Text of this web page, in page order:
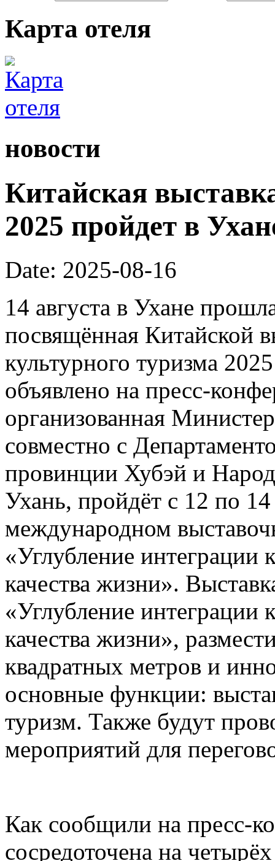
Карта отеля
новости
Китайская
2025 пройдет в
Date: 2025-08-16
14 августа в Ухане
посвящённая Китайской
культурного туризма
объявлено на пресс-
организованная
совместно с
провинции Хубэй и
Ухань, пройдёт с 12 по
международном
«Углубление интеграции
качества жизни».
«Углубление интеграции
качества жизни»,
квадратных метров и
основные функции:
туризм. Также будут
мероприятий для
Как сообщили на пресс-
сосредоточена на